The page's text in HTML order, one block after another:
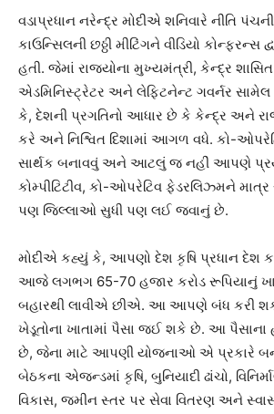
વડાપ્રધાન નરેન્દ્ર મોદીએ શનિવારે નીતિ પંચની
કાઉન્સિલની છઠ્ઠી મીટિંગને વીડિયો કોન્ફરન્સ
હતી. જેમાં રાજ્યોના મુખ્યમંત્રી, કેન્દ્ર
એડમિનિસ્ટ્રેટર અને લેફ્ટિનેન્ટ ગવર્નર
કે, દેશની પ્રગતિનો આધાર છે કે કેન્દ્ર અને
કરે અને નિશ્વિત દિશામાં આગળ વધે. કો-
સાર્થક બનાવવું અને આટલું જ નહીં આપણે
કોમ્પીટિટીવ, કો-ઓપરેટિવ ફેડરલિઝ્મને
પણ જિલ્લાઓ સુધી પણ લઈ જવાનું છે.
મોદીએ કહ્યું કે, આપણો દેશ કૃષિ પ્રધાન દેશ
આજે લગભગ 65-70 હજાર કરોડ રૂપિયાનું
બહારથી લાવીએ છીએ. આ આપણે બંધ કરી
ખેડૂતોના ખાતામાં પૈસા જઈ શકે છે. આ
છે, જેના માટે આપણી યોજનાઓ એ પ્રકારે
બેઠકના એજન્ડમાં કૃષિ, બુનિયાદી ઢાંચો,
વિકાસ, જમીન સ્તર પર સેવા વિતરણ અને